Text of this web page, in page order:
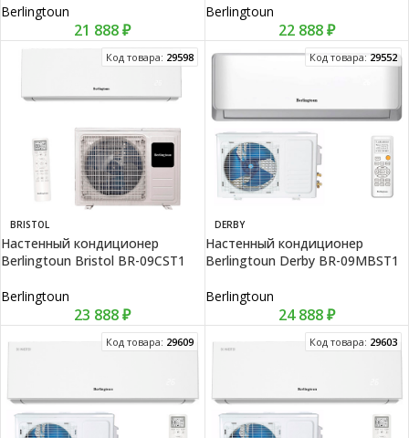
Berlingtoun
21 888₽
Berlingtoun
22 888₽
Код товара: 29598
BRISTOL
Настенный кондиционер
Berlingtoun Bristol BR-09CST1
Berlingtoun
23 888₽
Код товара: 29552
DERBY
Настенный кондиционер
Berlingtoun Derby BR-09MBST1
Berlingtoun
24 888₽
Код товара: 29609 Код товара: 29603